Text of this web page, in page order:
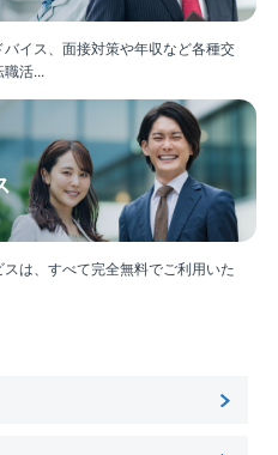
・道路（高速道路でない
支える制御システムを開
水処理施設で活用されて
えないところで先進の技
どインフラを支える社会
、首都圏や関西でも案件
の共同研究が進みリチウ
イス、面接対策や年収など各種交
活...
は、すべて完全無料でご利用いた